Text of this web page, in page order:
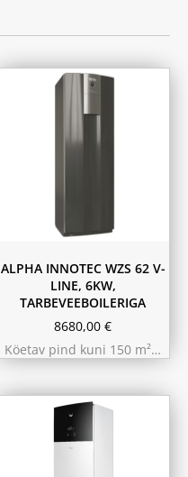
ALPHA INNOTEC WZS 62 V-
LINE, 6KW,
TARBEVEEBOILERIGA
8680,00 €
Köetav pind kuni 150 m²…